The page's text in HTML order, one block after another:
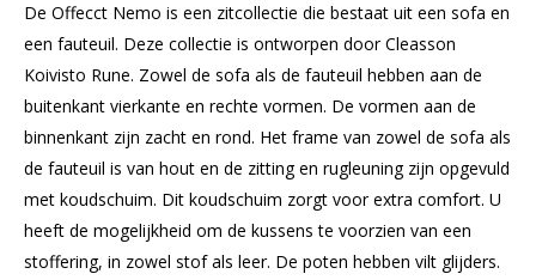
De Offecct Nemo is een zitcollectie die bestaat uit een sofa en
een fauteuil. Deze collectie is ontworpen door Cleasson
Koivisto Rune. Zowel de sofa als de fauteuil hebben aan de
buitenkant vierkante en rechte vormen. De vormen aan de
binnenkant zijn zacht en rond. Het frame van zowel de sofa als
de fauteuil is van hout en de zitting en rugleuning zijn opgevuld
met koudschuim. Dit koudschuim zorgt voor extra comfort. U
heeft de mogelijkheid om de kussens te voorzien van een
stoffering, in zowel stof als leer. De poten hebben vilt glijders.